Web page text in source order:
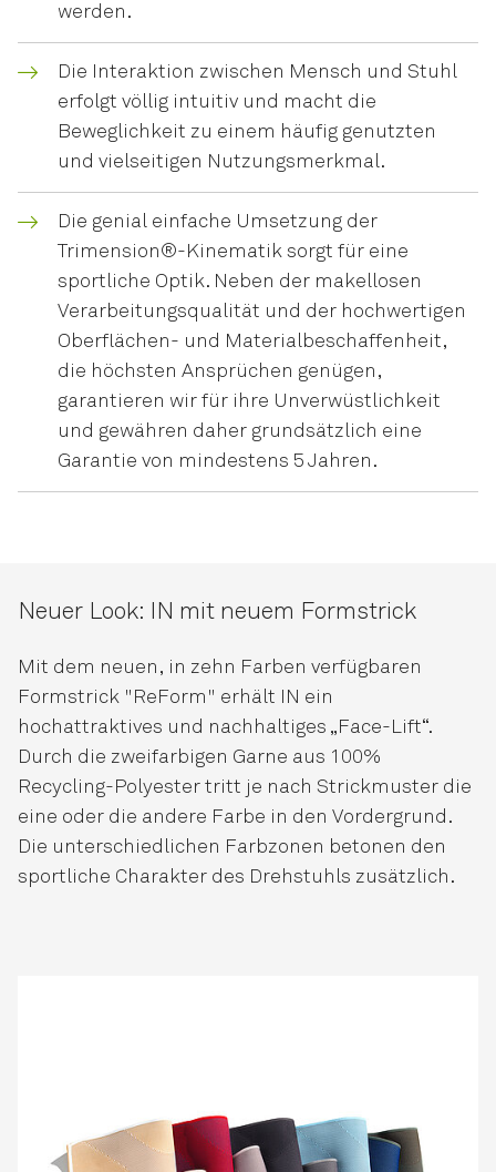
werden.
Die Interaktion zwischen Mensch und Stuhl
erfolgt völlig intuitiv und macht die
Beweglichkeit zu einem häufig genutzten
und vielseitigen Nutzungsmerkmal.
Die genial einfache Umsetzung der
Trimension®-Kinematik sorgt für eine
sportliche Optik. Neben der makellosen
Verarbeitungsqualität und der hochwertigen
Oberflächen- und Materialbeschaffenheit,
die höchsten Ansprüchen genügen,
garantieren wir für ihre Unverwüstlichkeit
und gewähren daher grundsätzlich eine
Garantie von mindestens 5 Jahren.
Neuer Look: IN mit neuem Formstrick
Mit dem neuen, in zehn Farben verfügbaren
Formstrick "ReForm" erhält IN ein
hochattraktives und nachhaltiges „Face-Lift“.
Durch die zweifarbigen Garne aus 100%
Recycling-Polyester tritt je nach Strickmuster die
eine oder die andere Farbe in den Vordergrund.
Die unterschiedlichen Farbzonen betonen den
sportliche Charakter des Drehstuhls zusätzlich.